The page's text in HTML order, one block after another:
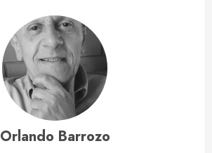
Orlando Barrozo